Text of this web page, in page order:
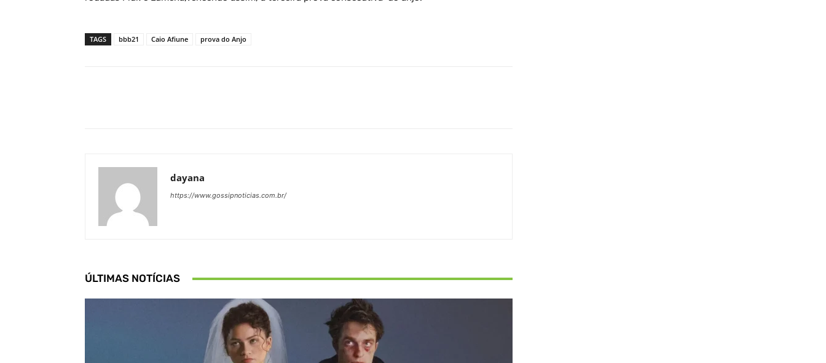
TAGS bbb21 Caio Afiune prova do Anjo
dayana
https://www.gossipnoticias.com.br/
ÚLTIMAS NOTÍCIAS